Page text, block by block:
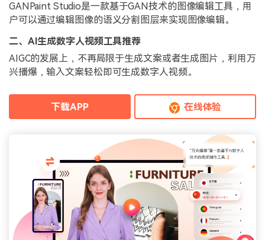
GANPaint Studio是一款基于GAN技术的图像编辑工具，用
户可以通过编辑图像的语义分割图层来实现图像编辑。
二、AI生成数字人视频工具推荐
AIGC的发展上，不再局限于生成文案或者生成图片，利用万
兴播爆，输入文案轻松即可生成数字人视频。
下载APP 在线体验